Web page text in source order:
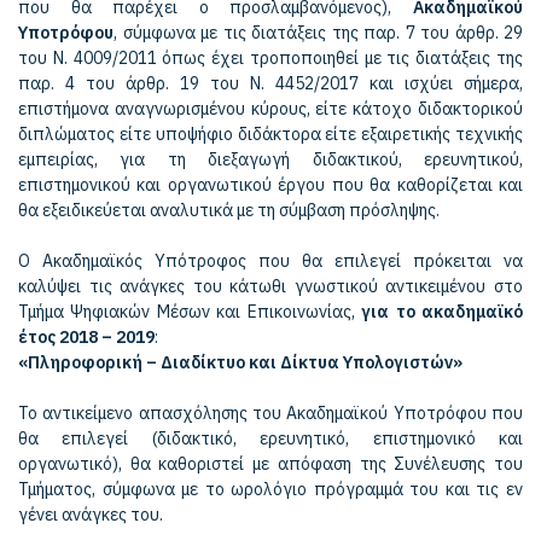
που θα παρέχει ο προσλαμβανόμενος), Ακαδημαϊκού
Υποτρόφου, σύμφωνα με τις διατάξεις της παρ. 7 του άρθρ. 29
του Ν. 4009/2011 όπως έχει τροποποιηθεί με τις διατάξεις της
παρ. 4 του άρθρ. 19 του Ν. 4452/2017 και ισχύει σήμερα,
επιστήμονα αναγνωρισμένου κύρους, είτε κάτοχο διδακτορικού
διπλώματος είτε υποψήφιο διδάκτορα είτε εξαιρετικής τεχνικής
εμπειρίας, για τη διεξαγωγή διδακτικού, ερευνητικού,
επιστημονικού και οργανωτικού έργου που θα καθορίζεται και
θα εξειδικεύεται αναλυτικά με τη σύμβαση πρόσληψης.
Ο Ακαδημαϊκός Υπότροφος που θα επιλεγεί πρόκειται να
καλύψει τις ανάγκες του κάτωθι γνωστικού αντικειμένου στο
Τμήμα Ψηφιακών Μέσων και Επικοινωνίας,για το ακαδημαϊκό
έτος 2018 – 2019:
«Πληροφορική – Διαδίκτυο και Δίκτυα Υπολογιστών»
To αντικείμενο απασχόλησης του Ακαδημαϊκού Υποτρόφου που
θα επιλεγεί (διδακτικό, ερευνητικό, επιστημονικό και
οργανωτικό), θα καθοριστεί με απόφαση της Συνέλευσης του
Τμήματος, σύμφωνα με το ωρολόγιο πρόγραμμά του και τις εν
γένει ανάγκες του.